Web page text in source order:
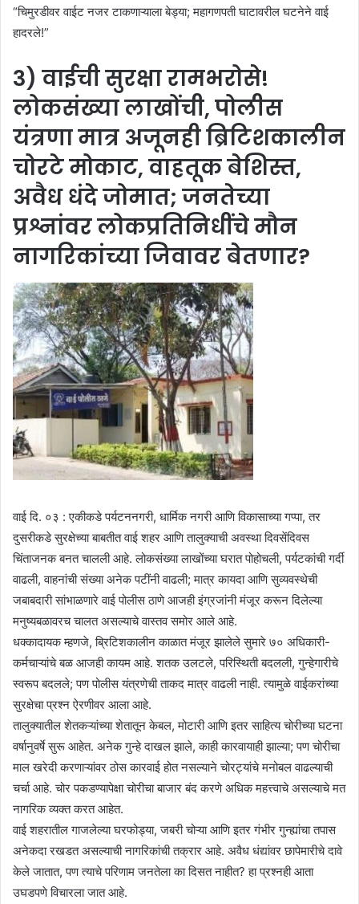
“चिमुरडीवर वाईट नजर टाकणाऱ्याला बेड्या; महागणपती घाटावरील घटनेने वाई
हादरले!”
3) वाईची सुरक्षा रामभरोसे!
लोकसंख्या लाखोंची, पोलीस
यंत्रणा मात्र अजूनही ब्रिटिशकालीन
चोरटे मोकाट, वाहतूक बेशिस्त,
अवैध धंदे जोमात; जनतेच्या
प्रश्नांवर लोकप्रतिनिधींचे मौन
नागरिकांच्या जिवावर बेतणार?
वाई दि. ०३ : एकीकडे पर्यटननगरी, धार्मिक नगरी आणि विकासाच्या गप्पा, तर
दुसरीकडे सुरक्षेच्या बाबतीत वाई शहर आणि तालुक्याची अवस्था दिवसेंदिवस
चिंताजनक बनत चालली आहे. लोकसंख्या लाखोंच्या घरात पोहोचली, पर्यटकांची गर्दी
वाढली, वाहनांची संख्या अनेक पटींनी वाढली; मात्र कायदा आणि सुव्यवस्थेची
जबाबदारी सांभाळणारे वाई पोलीस ठाणे आजही इंग्रजांनी मंजूर करून दिलेल्या
मनुष्यबळावरच चालत असल्याचे वास्तव समोर आले आहे.
धक्कादायक म्हणजे, ब्रिटिशकालीन काळात मंजूर झालेले सुमारे ७० अधिकारी-
कर्मचाऱ्यांचे बळ आजही कायम आहे. शतक उलटले, परिस्थिती बदलली, गुन्हेगारीचे
स्वरूप बदलले; पण पोलीस यंत्रणेची ताकद मात्र वाढली नाही. त्यामुळे वाईकरांच्या
सुरक्षेचा प्रश्न ऐरणीवर आला आहे.
तालुक्यातील शेतकऱ्यांच्या शेतातून केबल, मोटारी आणि इतर साहित्य चोरीच्या घटना
वर्षानुवर्षे सुरू आहेत. अनेक गुन्हे दाखल झाले, काही कारवायाही झाल्या; पण चोरीचा
माल खरेदी करणाऱ्यांवर ठोस कारवाई होत नसल्याने चोरट्यांचे मनोबल वाढल्याची
चर्चा आहे. चोर पकडण्यापेक्षा चोरीचा बाजार बंद करणे अधिक महत्त्वाचे असल्याचे मत
नागरिक व्यक्त करत आहेत.
वाई शहरातील गाजलेल्या घरफोड्या, जबरी चोऱ्या आणि इतर गंभीर गुन्ह्यांचा तपास
अनेकदा रखडत असल्याची नागरिकांची तक्रार आहे. अवैध धंद्यांवर छापेमारीचे दावे
केले जातात, पण त्याचे परिणाम जनतेला का दिसत नाहीत? हा प्रश्नही आता
उघडपणे विचारला जात आहे.